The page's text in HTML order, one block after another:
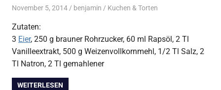
November 5, 2014 benjamin Kuchen & Torten
Zutaten:
3 Eier, 250 g brauner Rohrzucker, 60 ml Rapsöl, 2 Tl
Vanilleextrakt, 500 g Weizenvollkornmehl, 1/2 Tl Salz, 2
Tl Natron, 2 Tl gemahlener
WEITERLESEN